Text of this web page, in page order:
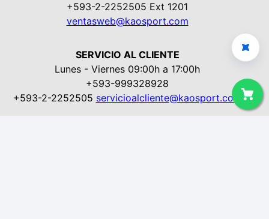
+593-2-2252505 Ext 1201
ventasweb@kaosport.com
SERVICIO AL CLIENTE
Lunes - Viernes 09:00h a 17:00h
+593-999328928
+593-2-2252505 servicioalcliente@kaosport.com